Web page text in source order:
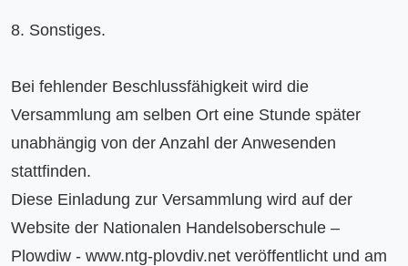
8. Sonstiges.
Bei fehlender Beschlussfähigkeit wird die
Versammlung am selben Ort eine Stunde später
unabhängig von der Anzahl der Anwesenden
stattfinden.
Diese Einladung zur Versammlung wird auf der
Website der Nationalen Handelsoberschule –
Plowdiw - www.ntg-plovdiv.net veröffentlicht und am